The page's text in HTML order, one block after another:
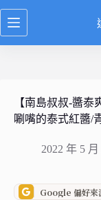
跳
至
【南島叔叔-醬
唰嘴的泰式紅醬/
2022 年 5 月
Google 偏好來